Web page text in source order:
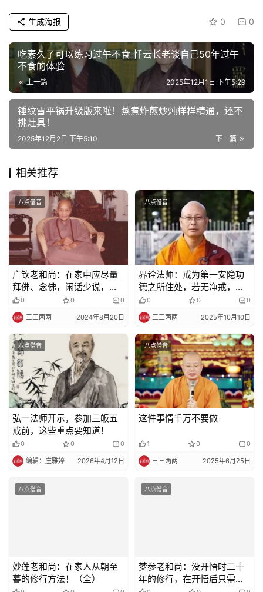
0 0
生成海报
吃素久了可以练习过午不食 忏云长老谈自己50年过午
不食的体验
上一篇 2025年12月1日 下午5:29
锤纹雪平锅升级版来啦！蒸煮炸煎炒炖样样精通，还不
挑灶具！
下一篇
2025年12月2日 下午5:10
相关推荐
八点僧音
广钦老和尚：在家中应尽量
拜佛、念佛，闲话少说，以
求脱离苦海
0 0 0
三三两两 2024年8月20日
八点僧音
界诠法师：戒为第一安隐功
德之所住处，若无净戒，诸
善功德皆不得生
0 0 0
三三两两 2025年10月10日
八点僧音
弘一法师开示，参加三皈五
戒前，这些重点要知道！
0 0 0
编辑：庄雅婷 2026年4月12日
八点僧音
这件事情千万不要做
1 0 0
三三两两 2025年6月25日
八点僧音
妙莲老和尚：在家人从朝至
暮的修行方法！（全）
八点僧音
梦参老和尚：没开悟时二十
年的修行，在开悟后只需一
分钟